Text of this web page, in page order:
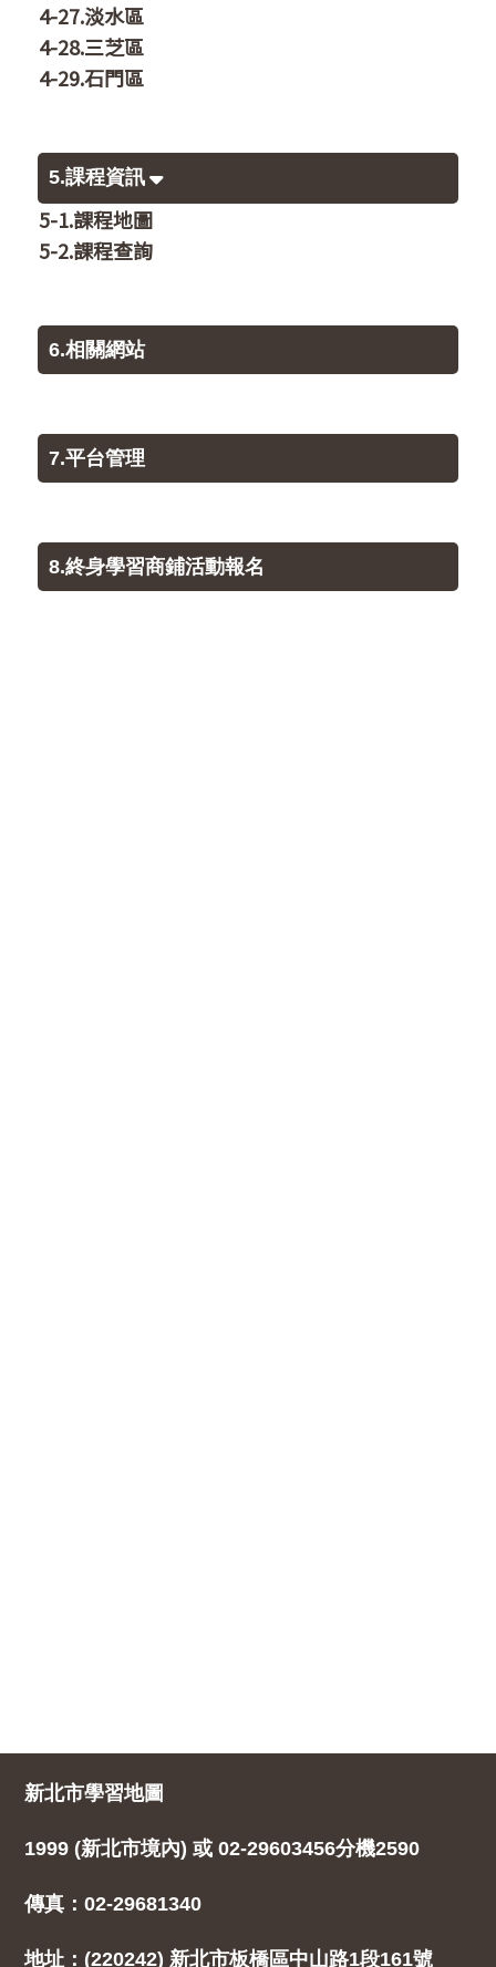
4-27.淡水區
4-28.三芝區
4-29.石門區
5.課程資訊
5-1.課程地圖
5-2.課程查詢
6.相關網站
7.平台管理
8.終身學習商鋪活動報名
新北市學習地圖
1999 (新北市境內) 或 02-29603456分機2590
傳真：02-29681340
地址：(220242) 新北市板橋區中山路1段161號